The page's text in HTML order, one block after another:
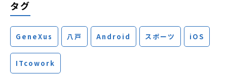
タグ
GeneXus 八戸 Android スポーツ iOS
ITcowork